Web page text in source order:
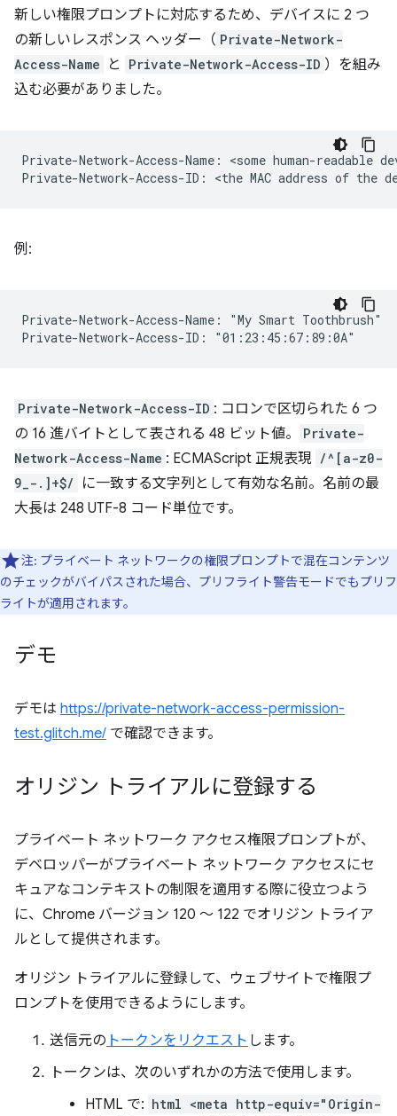
新しい権限プロンプトに対応するため、デバイスに 2 つ
の新しいレスポンス ヘッダー（ Private-Network-
Access-Name
と Private-Network-Access-ID ）を組み
込む必要がありました。
Private-Network-Access-Name: <some human-readable
例:
Private-Network-Access-Name: "My Smart Toothbrush"
Private-Network-Access-ID : コロンで区切られた 6 つ
の 16 進バイトとして表される 48 ビット値。
Private-
Network-Access-Name : ECMAScript 正規表現 /^[a-z0-
9_-.]+$/
に一致する文字列として有効な名前。名前の最
大長は 248 UTF-8 コード単位です。
注: プライベート ネットワークの権限プロンプトで混在コンテンツ
のチェックがバイパスされた場合、プリフライト警告モードでもプリフ
ライトが適用されます。
デモ
デモは https://private-network-access-permission-
test.glitch.me/ で確認できます。
オリジン トライアルに登録する
プライベート ネットワーク アクセス権限プロンプトが、
デベロッパーがプライベート ネットワーク アクセスにセ
キュアなコンテキストの制限を適用する際に役立つよう
に、Chrome バージョン 120 ～ 122 でオリジン トライア
ルとして提供されます。
オリジン トライアルに登録して、ウェブサイトで権限プ
ロンプトを使用できるようにします。
送信元の トークンをリクエスト します。
トークンは、次のいずれかの方法で使用します。
HTML で: html <meta http-equiv="Origin-